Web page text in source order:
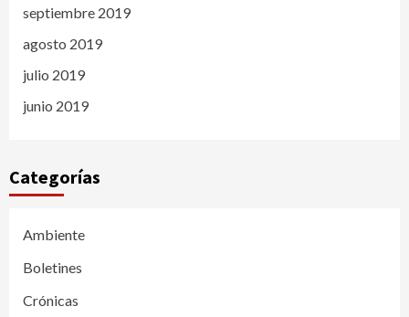
septiembre 2019
agosto 2019
julio 2019
junio 2019
Categorías
Ambiente
Boletines
Crónicas